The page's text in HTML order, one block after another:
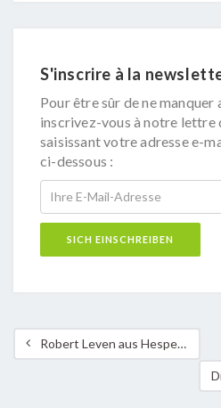
S'inscrire à la
Pour être sûr de ne manquer
inscrivez-vous à notre lettre
saisissant votre adresse e-
ci-dessous :
Robert Leven aus Hesperingen einstimmig in den Vorstand des internationalen Klima-Bündnis gewählt!